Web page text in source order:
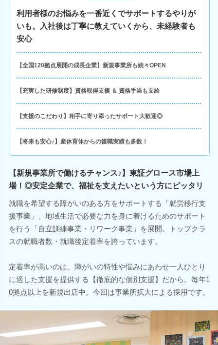
利用者様のお悩みを一番近くでサポートするやりが
いも。入社後は丁寧に教えていくから、未経験者も
安心
【全国120拠点展開の成長企業】新規事業所も続々OPEN
【充実した研修制度】資格取得支援 ＆ 資格手当も支給
【支援のこだわり】相手に寄り添ったサポート大歓迎◎
【将来も安心♪】産休育休からの復職実績も多数！
【新規事業所で働けるチャンス♪】東証グロース市場上
場！◎安定企業で、福祉を支えたいという方にピッタリ
就職を希望する障がいのある方をサポートする「就労移行支
援事業」、地域生活で必要な力を身に着けるためのサポート
を行う「自立訓練事業・リワーク事業」を展開。トップクラ
スの就職者数・就職後定着率を誇っています。
定着率が高いのは、障がいの特性や悩みにあわせ一人ひとり
に適した支援を提供する【徹底的な個別支援】だから。毎年1
0拠点以上を新規出店中。今回は事業所拡大による採用です。